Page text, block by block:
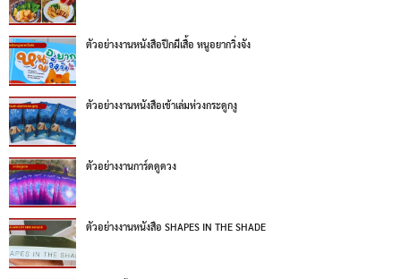
ตัวอย่างงานหนังสือปีกผีเสื้อ หนูอยากวิ่งจัง
ตัวอย่างงานหนังสือเข้าเล่มห่วงกระดูกงู
ตัวอย่างงานการ์ดดูดวง
ตัวอย่างงานหนังสือ SHAPES IN THE SHADE